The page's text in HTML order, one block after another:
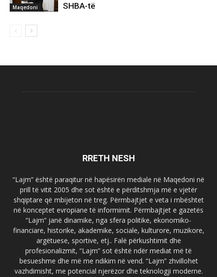
Maqedoni
SHBA-të
RRETH NESH
“Lajm” është paraqitur në hapësirën mediale në Maqedoni në
prill të vitit 2005 dhe sot është e përditshmja më e vjetër
shqiptare që mbijeton në treg. Përmbajtjet e veta i mbështet
në konceptet evropiane të informimit. Përmbajtjet e gazetës
“Lajm” janë dinamike, nga sfera politike, ekonomiko-
financiare, historike, akademike, sociale, kulturore, muzikore,
argëtuese, sportive, etj.. Falë përkushtimit dhe
profesionalizmit, “Lajm” sot është ndër mediat më të
besueshme dhe më me ndikim në vend. “Lajm” zhvillohet
vazhdimisht, me potencial njerëzor dhe teknologji moderne.